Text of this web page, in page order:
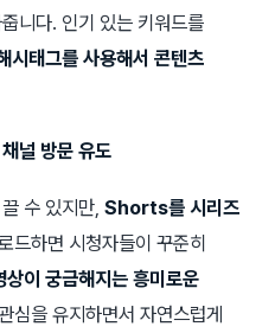
니다. 인기 있는 키워드를
시태그를 사용해서 콘텐츠
널 방문 유도
수 있지만, Shorts를 시리즈
드하면 시청자들이 꾸준히
상이 궁금해지는 흥미로운
심을 유지하면서 자연스럽게